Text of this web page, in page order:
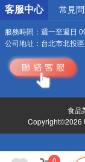
客服中心 常見
服務時間： 週一至週日
公司地址： 台北市北投
食品
Copyright©2026